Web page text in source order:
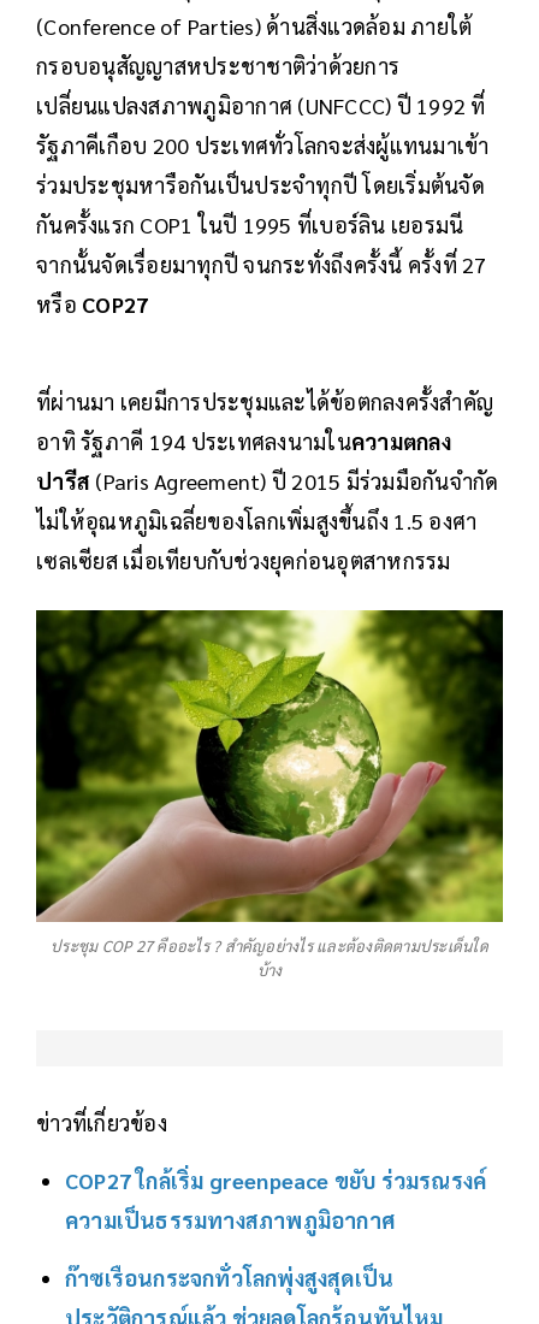
(Conference of Parties) ด้านสิ่งแวดล้อม ภายใต้
กรอบอนุสัญญาสหประชาชาติว่าด้วยการ
เปลี่ยนแปลงสภาพภูมิอากาศ (UNFCCC) ปี 1992 ที่
รัฐภาคีเกือบ 200 ประเทศทั่วโลกจะส่งผู้แทนมาเข้า
ร่วมประชุมหารือกันเป็นประจำทุกปี โดยเริ่มต้นจัด
กันครั้งแรก COP1 ในปี 1995 ที่เบอร์ลิน เยอรมนี
จากนั้นจัดเรื่อยมาทุกปี จนกระทั่งถึงครั้งนี้ ครั้งที่ 27
หรือ COP27
ที่ผ่านมา เคยมีการประชุมและได้ข้อตกลงครั้งสำคัญ
อาทิ รัฐภาคี 194 ประเทศลงนามในความตกลง
ปารีส (Paris Agreement) ปี 2015 มีร่วมมือกันจำกัด
ไม่ให้อุณหภูมิเฉลี่ยของโลกเพิ่มสูงขึ้นถึง 1.5 องศา
เซลเซียส เมื่อเทียบกับช่วงยุคก่อนอุตสาหกรรม
ประชุม COP 27 คืออะไร ? สำคัญอย่างไร และต้องติดตามประเด็นใด
บ้าง
ข่าวที่เกี่ยวข้อง
COP27 ใกล้เริ่ม greenpeace ขยับ ร่วมรณรงค์
ความเป็นธรรมทางสภาพภูมิอากาศ
ก๊าซเรือนกระจกทั่วโลกพุ่งสูงสุดเป็น
ประวัติการณ์แล้ว ช่วยลดโลกร้อนทันไหม